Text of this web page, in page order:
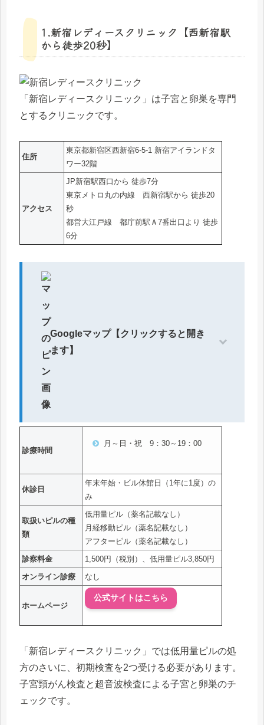
1.新宿レディースクリニック【西新宿駅
から徒歩20秒】
「新宿レディースクリニック」は子宮と卵巣を専門
とするクリニックです。
住所
東京都新宿区西新宿6-5-1 新宿アイランドタ
ワー32階
アクセス
JP新宿駅西口から 徒歩7分
東京メトロ丸の内線 西新宿駅から 徒歩20
秒
都営大江戸線 都庁前駅Ａ7番出口より 徒歩
6分
Googleマップ【クリックすると開き
ます】
診療時間
月～日・祝 9：30～19：00
休診日
年末年始・ビル休館日（1年に1度）の
み
取扱いピルの種
類
低用量ピル（薬名記載なし）
月経移動ピル（薬名記載なし）
アフターピル（薬名記載なし）
診察料金
1,500円（税別）、低用量ピル3,850円
オンライン診療
なし
ホームページ
公式サイトはこちら
「新宿レディースクリニック」では低用量ピルの処
方のさいに、初期検査を2つ受ける必要があります。
子宮頸がん検査と超音波検査による子宮と卵巣のチ
ェックです。